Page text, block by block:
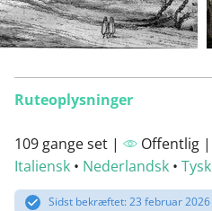
Ruteoplysninger
109 gange set | Offentlig |
Italiensk • Nederlandsk • Tysk
Sidst bekræftet: 23 februar 2026